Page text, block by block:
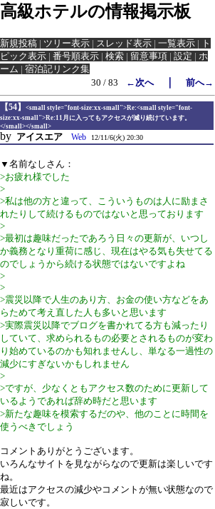
高級ホテルの情報掲示板
新規投稿 | ツリー表示 | スレッド表示 | 一覧表示 | ト
ピック表示 | 番号順表示 | 検索 | 留意事項 | 設定 | ホ
ーム | 宿泊記リンク集
30 / 83
←次へ｜ 前へ→
【54】
<small style="font-size:xx-small">Re:<small style="font-
size:xx-small">Re:11月に入ってもアクセスが減り続けています。
</small></small>
by アイスエア Web 12/11/6(火) 20:30
▼名前なしさん：
>お疲れ様でした
>
>私は他の方と違って、こういうものは人に励まさ
れたりして続けるものではないと思っております
>
>最初は趣味だったであろう日々の更新が、いつし
か義務となり重荷に感じ、現在はやる気も失せてる
のでしょうから続ける状態ではないですよね
>
>
>震災以降で人生のあり方、お金の使い方などをあ
らためて考え直した人も多いと思います
>実際震災以降でブログを書かれてる方も減ったり
していて、求められるもの必要とされるものが変わ
り始めているのかも知れませんし、単なる一過性の
減少にすぎないかもしれません
>
>ですが、少なくともアクセス数のために更新して
いるようであれば辞め時だと思います
>新たな趣味を模索するだのや、他のことに時間を
使うべきでしょう
コメントありがとうございます。
いろんなサイトを見ながらなので更新は楽しいです
ね。
最近はアクセスの減少やコメントが無い状態なので
寂しいです。